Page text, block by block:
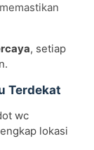
, setiap
Terdekat
wc
lokasi